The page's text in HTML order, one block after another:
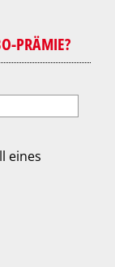
PRÄMIE?
eines